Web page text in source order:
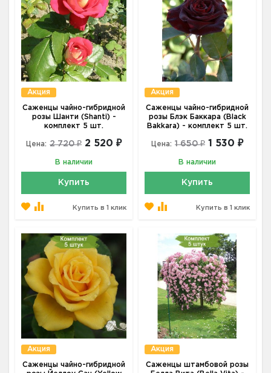
Акция
Саженцы чайно-гибридной
розы Шанти (Shanti) -
комплект 5 шт.
Цена: 2 720 ₽ 2 520 ₽
В наличии
Купить
Купить в 1 клик
Акция
Саженцы чайно-гибридной
розы Блэк Баккара (Black
Bakkara) - комплект 5 шт.
Цена: 1 650 ₽ 1 530 ₽
В наличии
Купить
Купить в 1 клик
Акция
Саженцы чайно-гибридной
Акция
Саженцы штамбовой розы